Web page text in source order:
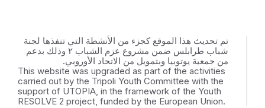
تم تحديث هذا الموقع كجزء من الأنشطة التي تنفذها لجنة
شباب طرابلس ضمن مشروع عزم الشباب ٢ وذلك بدعم
من جمعية يوتوبيا وبتمويل من الاتحاد الأوروبي.
This website was upgraded as part of the activities
carried out by the Tripoli Youth Committee with the
support of UTOPIA, in the framework of the Youth
RESOLVE 2 project, funded by the European Union.